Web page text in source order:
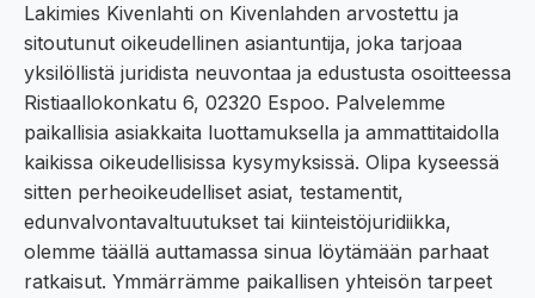
Lakimies Kivenlahti on Kivenlahden arvostettu ja
sitoutunut oikeudellinen asiantuntija, joka tarjoaa
yksilöllistä juridista neuvontaa ja edustusta osoitteessa
Ristiaallokonkatu 6, 02320 Espoo. Palvelemme
paikallisia asiakkaita luottamuksella ja ammattitaidolla
kaikissa oikeudellisissa kysymyksissä. Olipa kyseessä
sitten perheoikeudelliset asiat, testamentit,
edunvalvontavaltuutukset tai kiinteistöjuridiikka,
olemme täällä auttamassa sinua löytämään parhaat
ratkaisut. Ymmärrämme paikallisen yhteisön tarpeet